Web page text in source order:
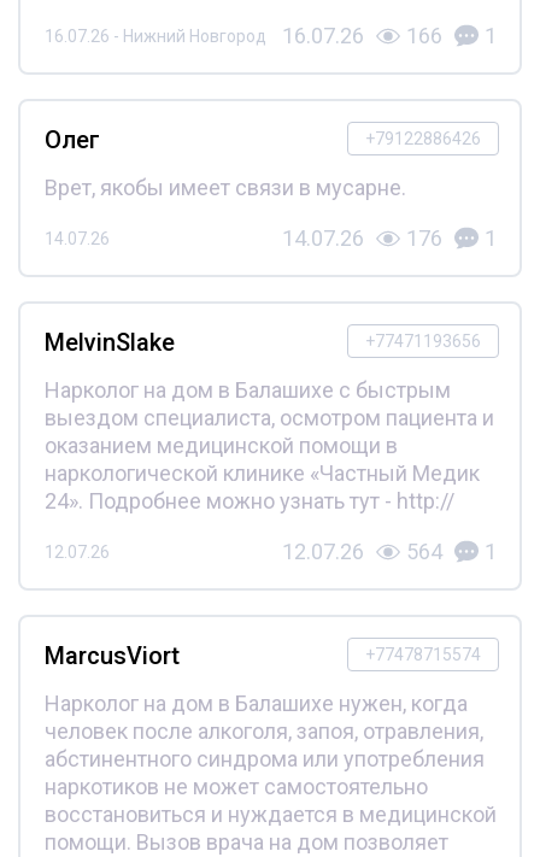
16.07.26 - Нижний Новгород 16.07.26 166 1
+79122886426
Олег
Врет, якобы имеет связи в мусарне.
14.07.26 14.07.26 176 1
+77471193656
MelvinSlake
Нарколог на дом в Балашихе с быстрым
выездом специалиста, осмотром пациента и
оказанием медицинской помощи в
наркологической клинике «Частный Медик
24». Подробнее можно узнать тут - http://
12.07.26 12.07.26 564 1
+77478715574
MarcusViort
Нарколог на дом в Балашихе нужен, когда
человек после алкоголя, запоя, отравления,
абстинентного синдрома или употребления
наркотиков не может самостоятельно
восстановиться и нуждается в медицинской
помощи. Вызов врача на дом позволяет